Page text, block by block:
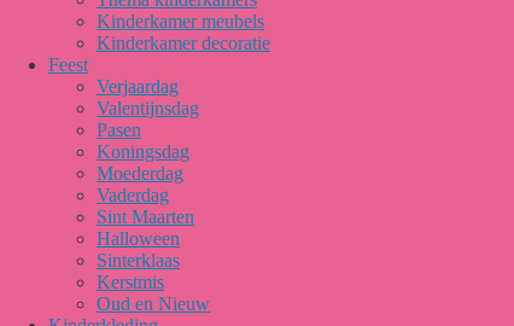
Kinderkamer meubels
Kinderkamer decoratie
Feest
Verjaardag
Valentijnsdag
Pasen
Koningsdag
Moederdag
Vaderdag
Sint Maarten
Halloween
Sinterklaas
Kerstmis
Oud en Nieuw